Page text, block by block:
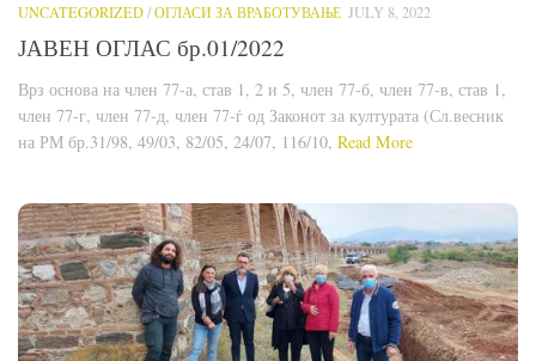
UNCATEGORIZED/ОГЛАСИ ЗА ВРАБОТУВАЊЕ JULY 8, 2022
ЈАВЕН ОГЛАС бр.01/2022
Врз основа на член 77-а, став 1, 2 и 5, член 77-б, член 77-в, став 1,
член 77-г, член 77-д, член 77-ѓ од Законот за културата (Сл.весник
на РМ бр.31/98, 49/03, 82/05, 24/07, 116/10, Read More